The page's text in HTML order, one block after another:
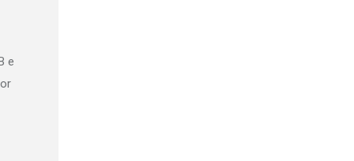
e